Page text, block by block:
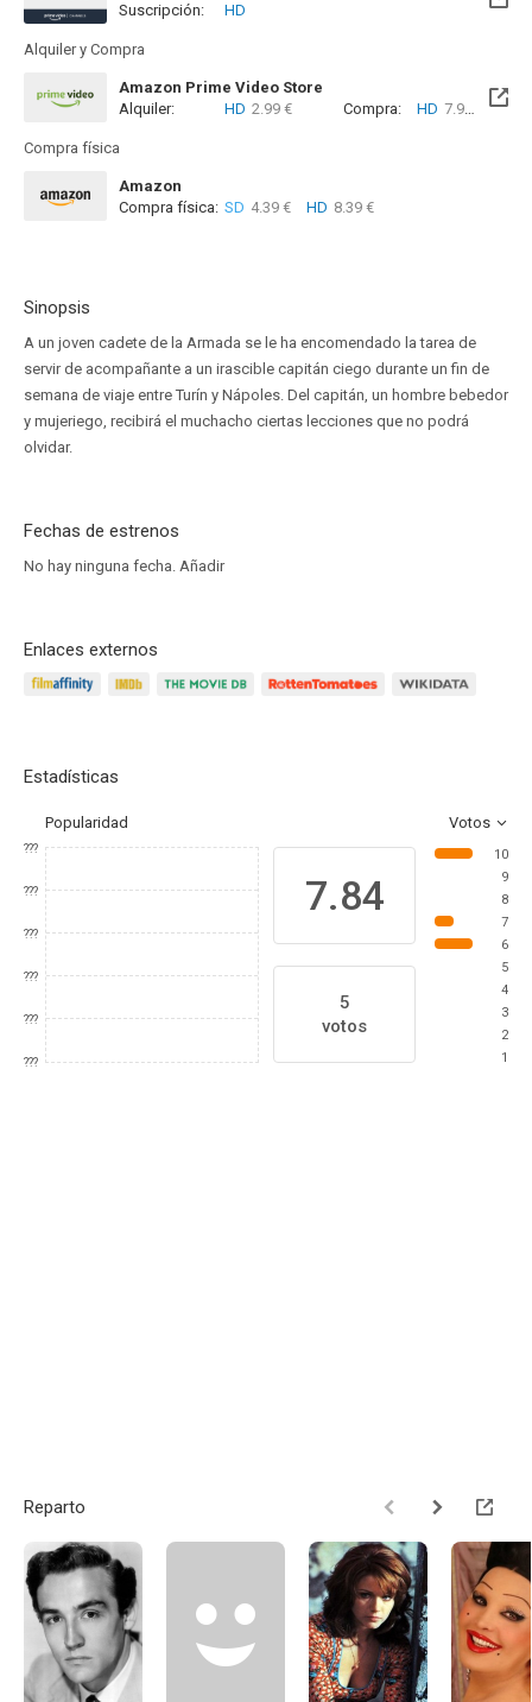
Suscripción:
HD
Alquiler y Compra
Amazon Prime Video Store
Alquiler:
HD 2.99 € Compra: HD 7.99 €
Compra física
Amazon
Compra física: SD 4.39 € HD 8.39 €
Sinopsis
A un joven cadete de la Armada se le ha encomendado la tarea de
servir de acompañante a un irascible capitán ciego durante un fin de
semana de viaje entre Turín y Nápoles. Del capitán, un hombre bebedor
y mujeriego, recibirá el muchacho ciertas lecciones que no podrá
olvidar.
Fechas de estrenos
No hay ninguna fecha. Añadir
Enlaces externos
Estadísticas
Popularidad Votos
???
???
???
???
???
???
7.84
5
votos
10
9
8
7
6
5
4
3
2
1
Reparto